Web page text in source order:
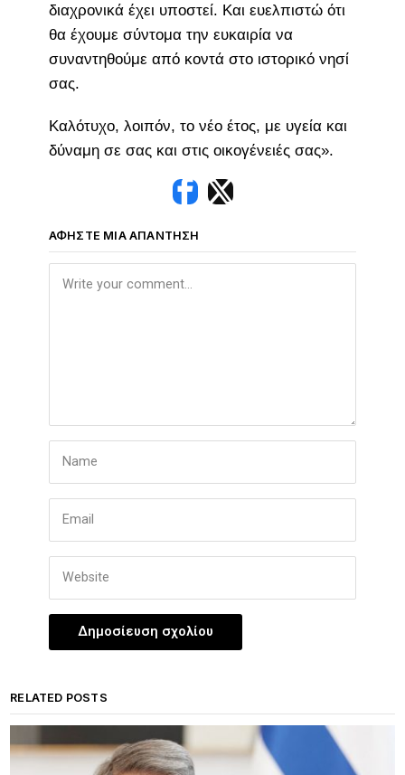
διαχρονικά έχει υποστεί. Και ευελπιστώ ότι
θα έχουμε σύντομα την ευκαιρία να
συναντηθούμε από κοντά στο ιστορικό νησί
σας.
Καλότυχο, λοιπόν, το νέο έτος, με υγεία και
δύναμη σε σας και στις οικογένειές σας».
ΑΦΉΣΤΕ ΜΙΑ ΑΠΆΝΤΗΣΗ
RELATED POSTS